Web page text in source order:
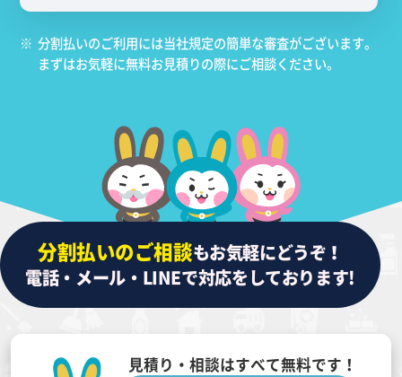
※ 分割払いのご利用には当社規定の簡単な審査がございます。
まずはお気軽に無料お見積りの際にご相談ください。
分割払いのご相談もお気軽にどうぞ！
電話・メール・LINEで対応をしております!
見積り・相談はすべて無料です！